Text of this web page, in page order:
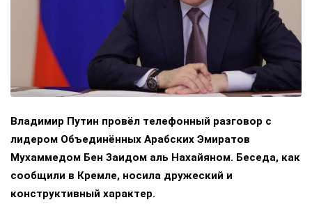
Владимир Путин провёл телефонный разговор с
лидером Объединённых Арабских Эмиратов
Мухаммедом Бен Заидом аль Нахайяном. Беседа, как
сообщили в Кремле, носила дружеский и
конструктивный характер.